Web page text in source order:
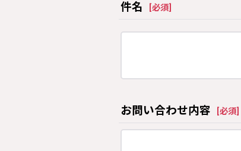
件名 必須
お問い合わせ内容 必須